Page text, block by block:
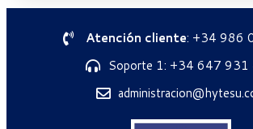
Atención cliente: +34 986
Soporte 1: +34 647 931